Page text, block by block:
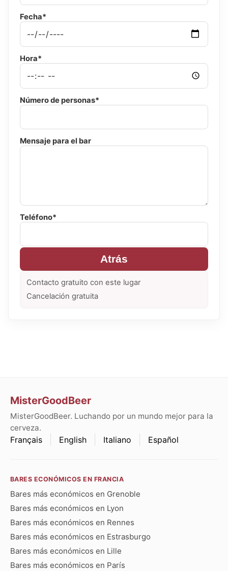
Fecha*
Hora*
Número de personas*
Mensaje para el bar
Teléfono*
Atrás
Contacto gratuito con este lugar
Cancelación gratuita
MisterGoodBeer
MisterGoodBeer. Luchando por un mundo mejor para la
cerveza.
Français English Italiano Español
BARES ECONÓMICOS EN FRANCIA
Bares más económicos en Grenoble
Bares más económicos en Lyon
Bares más económicos en Rennes
Bares más económicos en Estrasburgo
Bares más económicos en Lille
Bares más económicos en París